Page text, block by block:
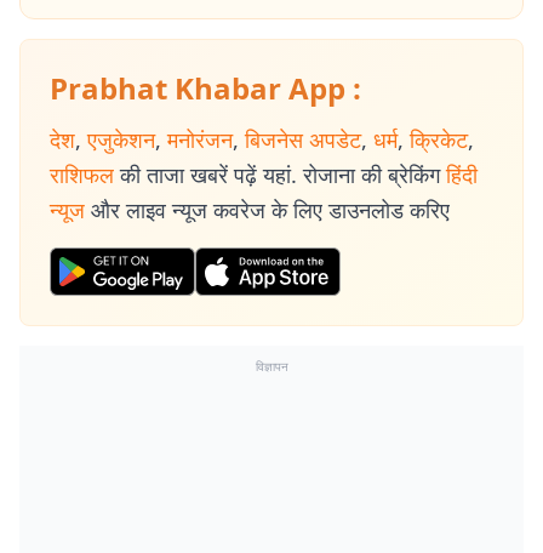
Prabhat Khabar App :
देश, एजुकेशन, मनोरंजन, बिजनेस अपडेट, धर्म, क्रिकेट,
राशिफल की ताजा खबरें पढ़ें यहां. रोजाना की ब्रेकिंग हिंदी
न्यूज और लाइव न्यूज कवरेज के लिए डाउनलोड करिए
विज्ञापन